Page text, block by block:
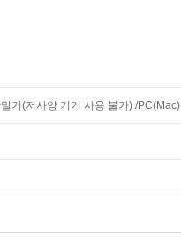
기(저사양 기기 사용 불가) /PC(Mac)